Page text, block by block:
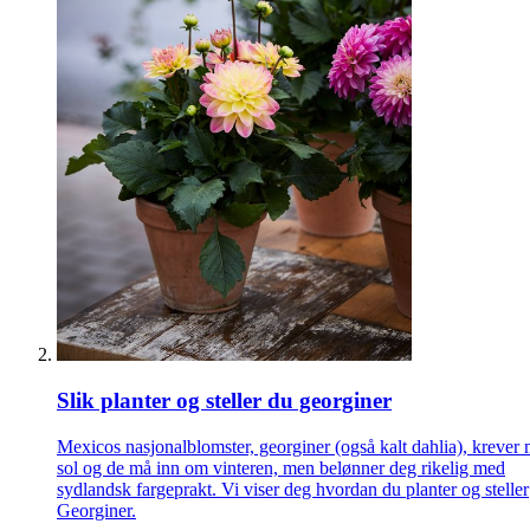
Slik planter og steller du georginer
Mexicos nasjonalblomster, georginer (også kalt dahlia), krever
sol og de må inn om vinteren, men belønner deg rikelig med
sydlandsk fargeprakt. Vi viser deg hvordan du planter og steller
Georginer.